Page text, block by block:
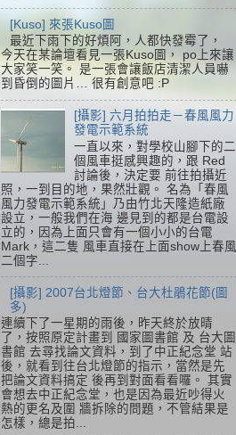
[Kuso] 來張Kuso圖
最近下雨下的好煩阿，人都快發霉了，
今天在某論壇看見一張Kuso圖， po上來讓
大家笑一笑。 是一張會讓飯店清潔人員嚇
到昏倒的圖片… 很有創意吧 :P
[攝影] 六月拍拍走－春風風力
發電示範系統
一直以來，對學校山腳下的二
個風車挺感興趣的，跟 Red
討論後，決定要 前往拍攝近
照，一到目的地，果然壯觀。 名為「春風
風力發電示範系統」乃由竹北天隆造紙廠
設立，一般我們在海 邊見到的都是台電設
立的，因為上面只會有一個小小的台電
Mark，這二隻 風車直接在上面show上春風
二個字...
[攝影] 2007台北燈節、台大杜鵑花節(圖
多)
連續下了一星期的雨後，昨天終於放晴
了，按照原定計畫到 國家圖書館 及 台大圖
書館 去尋找論文資料，到了中正紀念堂 站
後，就看到往台北燈節的指示，當然是先
把論文資料搞定 後再到對面看看囉。 其實
會想去中正紀念堂，也是因為最近吵得火
熱的更名及圍 牆拆除的問題，不管結果是
怎樣，總是拍...